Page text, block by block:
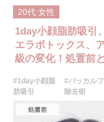
施術時間：約30分程
リスク、副作用：赤み、
感などが術後一時的に生
染症、左右差、施術箇所
着、脂肪塞栓、皮膚のよれ
費用：通常価格 437,800円(
顔の脂肪吸引箇所の追加 1
20代 女性
1day小顔脂肪吸引
エラボトックス、
級の変化！処置前
#1day小顔脂
肪吸引
#バッカル
除去術